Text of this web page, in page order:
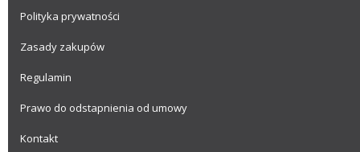
Polityka prywatności
Zasady zakupów
Regulamin
Prawo do odstapnienia od umowy
Kontakt